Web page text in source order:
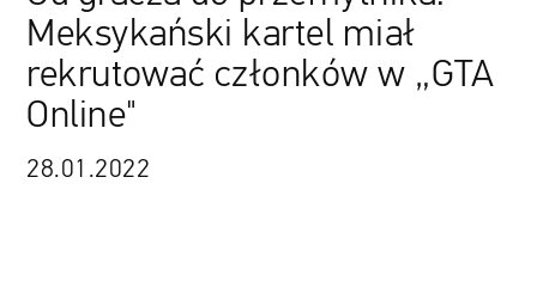
Meksykański kartel miał
rekrutować członków w „GTA
Online"
28.01.2022
FACEBOOK TWITTER PINTEREST MAIL